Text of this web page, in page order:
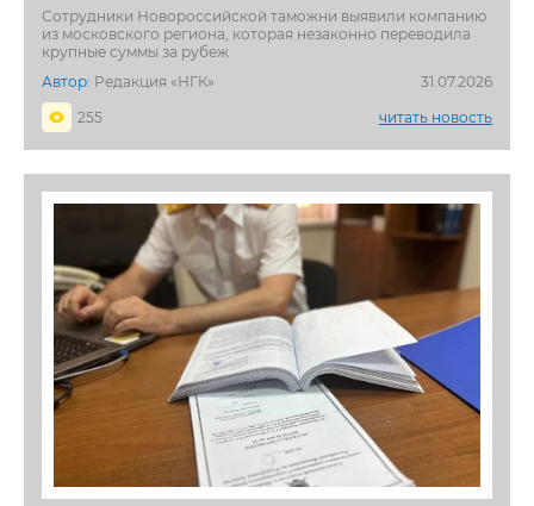
Сотрудники Новороссийской таможни выявили компанию
из московского региона, которая незаконно переводила
крупные суммы за рубеж
Автор: Редакция «НГК»
31.07.2026
255
читать новость